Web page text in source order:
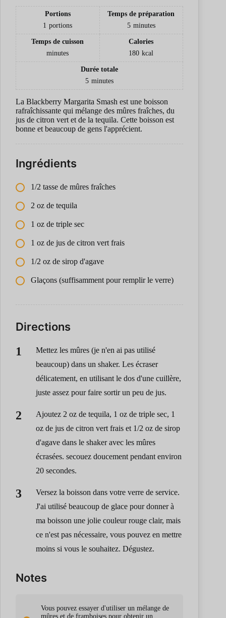
Portions
1 portions
Temps de préparation
5 minutes
Temps de cuisson
minutes
Calories
180 kcal
Durée totale
5 minutes
La Blackberry Margarita Smash est une boisson
rafraîchissante qui mélange des mûres fraîches, du
jus de citron vert et de la tequila. Cette boisson est
bonne et beaucoup de gens l'apprécient.
Ingrédients
1/2 tasse de mûres fraîches
2 oz de tequila
1 oz de triple sec
1 oz de jus de citron vert frais
1/2 oz de sirop d'agave
Glaçons (suffisamment pour remplir le verre)
Directions
Mettez les mûres (je n'en ai pas utilisé
beaucoup) dans un shaker. Les écraser
délicatement, en utilisant le dos d'une cuillère,
juste assez pour faire sortir un peu de jus.
Ajoutez 2 oz de tequila, 1 oz de triple sec, 1
oz de jus de citron vert frais et 1/2 oz de sirop
d'agave dans le shaker avec les mûres
écrasées. secouez doucement pendant environ
20 secondes.
Versez la boisson dans votre verre de service.
J'ai utilisé beaucoup de glace pour donner à
ma boisson une jolie couleur rouge clair, mais
ce n'est pas nécessaire, vous pouvez en mettre
moins si vous le souhaitez. Dégustez.
Notes
Vous pouvez essayer d'utiliser un mélange de
mûres et de framboises pour obtenir un